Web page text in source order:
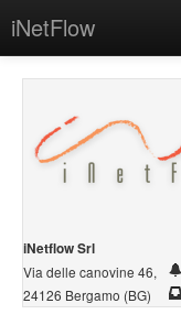
iNetFlow
Azienda
Software
Servizi
Demo/Download
iNetflow Srl
Via delle canovine 46,
24126 Bergamo (BG)